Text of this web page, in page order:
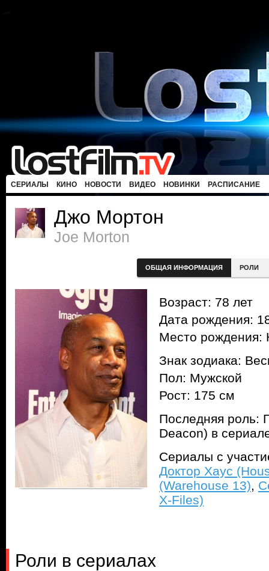
СЕРИАЛЫ КИНО НОВОСТИ ВИДЕО НОВИНКИ РАСПИСАНИЕ
Джо Мортон
Joe Morton
ОБЩАЯ ИНФОРМАЦИЯ РОЛИ
Возраст: 78 лет
Дата рождения:
Место
Знак зодиака:
Пол: Мужской
Рост: 175 см
Последняя роль:
Deacon) в
Сериалы с
Доктор Хаус
(Warehouse 13),
X-Files)
Роли в сериалах